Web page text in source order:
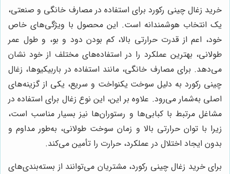
خرید زغال چینی رکورد برای استفاده در مصارف خانگی و صنعتی،
یک انتخاب هوشمندانه است. این محصول با ویژگی‌های خاص
خود، اعم از قدرت حرارتی بالا، کم بودن دود و بو، و طول عمر
طولانی، بهترین عملکرد را در استفاده‌های مختلف از خود نشان
می‌دهد. برای مصارف خانگی، مانند استفاده در باربیکیوها، زغال
چینی رکورد به دلیل سوخت یکنواخت و سریع، یکی از گزینه‌های
اصلی به‌شمار می‌رود. علاوه بر این، این نوع زغال برای استفاده در
مشاغل مرتبط با کبابی‌ها و رستوران‌ها نیز بسیار مناسب است،
زیرا با توان حرارتی بالا و زمان سوخت طولانی، به‌طور مداوم و
بدون ایجاد اختلال در عملکرد، حرارت را تأمین می‌کند.
برای خرید زغال چینی رکورد، مشتریان می‌توانند از بسته‌بندی‌های